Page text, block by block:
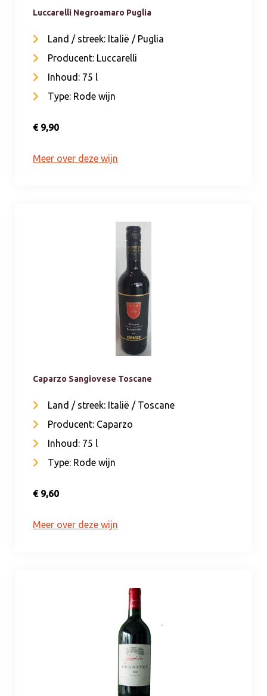
Luccarelli Negroamaro Puglia
Land / streek: Italië / Puglia
Producent: Luccarelli
Inhoud: 75 l
Type: Rode wijn
€ 9,90
Meer over deze wijn
Caparzo Sangiovese Toscane
Land / streek: Italië / Toscane
Producent: Caparzo
Inhoud: 75 l
Type: Rode wijn
€ 9,60
Meer over deze wijn